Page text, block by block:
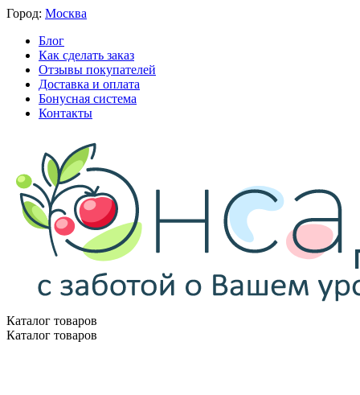
Город: Москва
Блог
Как сделать заказ
Отзывы покупателей
Доставка и оплата
Бонусная система
Контакты
Каталог товаров
Каталог товаров